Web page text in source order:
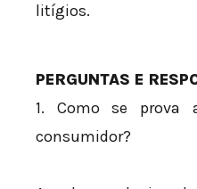
litígios.
PERGUNTAS E
1. Como se prova
consumidor?